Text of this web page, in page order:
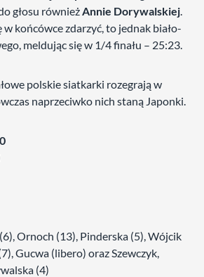
głosu równieżAnnie Dorywalskiej.
w końcówce zdarzyć, to jednak biało-
meldując się w 1/4 finału – 25:23.
polskie siatkarki rozegrają w
naprzeciwko nich staną Japonki.
Ornoch (13), Pinderska (5), Wójcik
Gucwa (libero) oraz Szewczyk,
(4)